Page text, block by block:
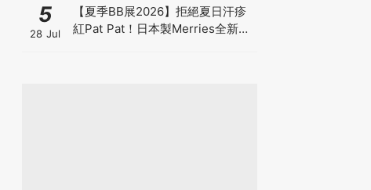
5
28 Jul
【夏季BB展2026】拒絕夏日汗疹
紅Pat Pat！日本製Merries全新超